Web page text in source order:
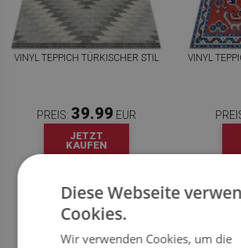
VINYL TEPPICH TÜRKISCHER STIL
PREIS: 39.99 EUR
JETZT
KAUFEN
VINYL
Diese Webseite
Cookies.
Wir verwenden Cookies, um die